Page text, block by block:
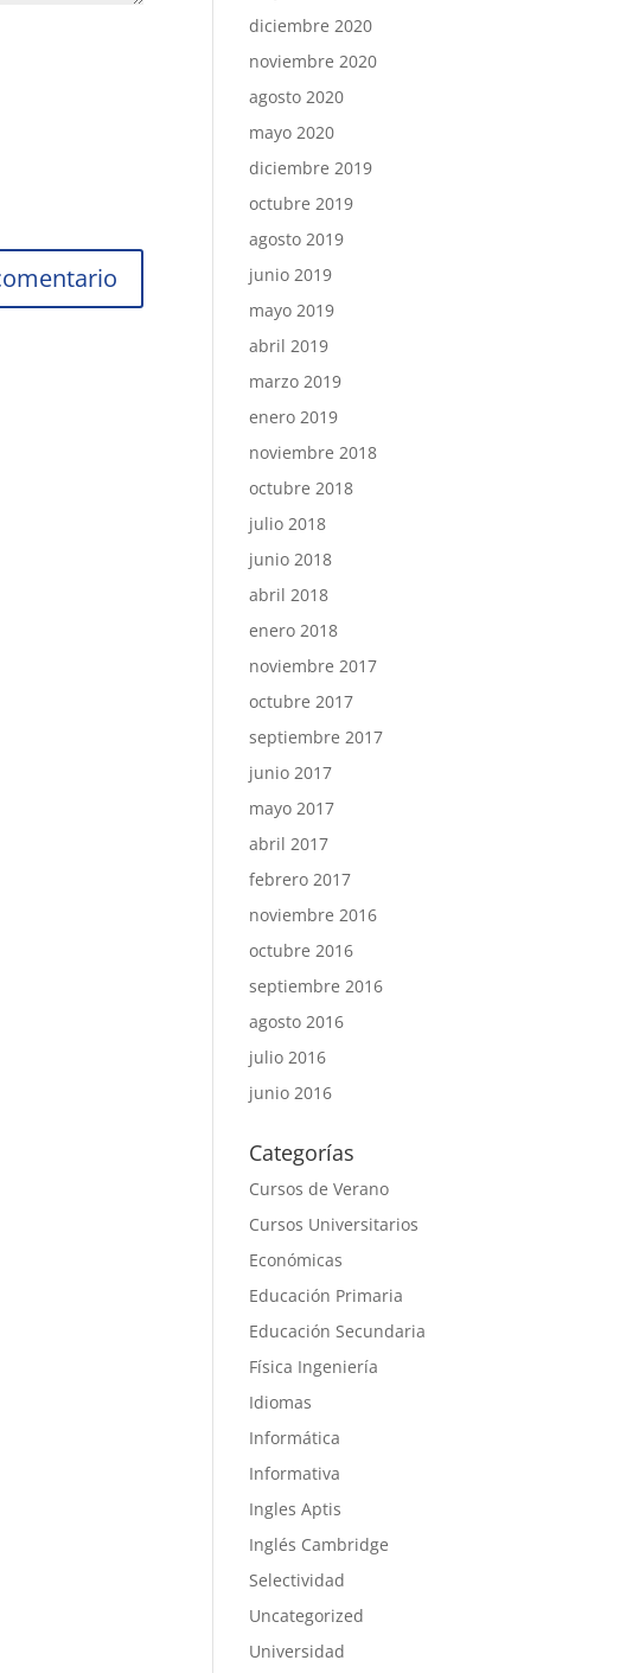
diciembre 2020
noviembre 2020
agosto 2020
mayo 2020
diciembre 2019
octubre 2019
agosto 2019
junio 2019
mayo 2019
abril 2019
marzo 2019
enero 2019
noviembre 2018
octubre 2018
julio 2018
junio 2018
abril 2018
enero 2018
noviembre 2017
octubre 2017
septiembre 2017
junio 2017
mayo 2017
abril 2017
febrero 2017
noviembre 2016
octubre 2016
septiembre 2016
agosto 2016
julio 2016
junio 2016
Categorías
Cursos de Verano
Cursos Universitarios
Económicas
Educación Primaria
Educación Secundaria
Física Ingeniería
Idiomas
Informática
Informativa
Ingles Aptis
Inglés Cambridge
Selectividad
Uncategorized
Universidad